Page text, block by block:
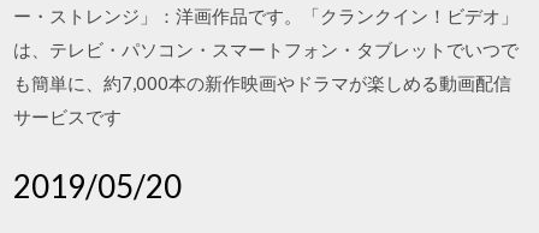
ー・ストレンジ」：洋画作品です。「クランクイン！ビデオ」
は、テレビ・パソコン・スマートフォン・タブレットでいつで
も簡単に、約7,000本の新作映画やドラマが楽しめる動画配信
サービスです
2019/05/20